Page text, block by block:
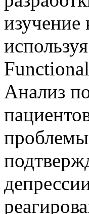
изучение
Анализ